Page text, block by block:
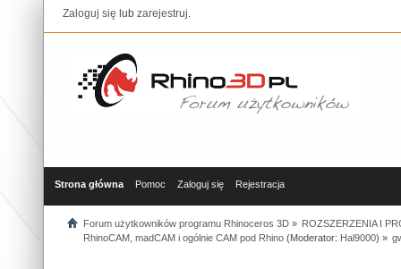
Zaloguj się lub zarejestruj.
Strona główna Pomoc Zaloguj się Rejestracja
Forum użytkowników programu Rhinoceros 3D» ROZSZERZENIA I
RhinoCAM, madCAM i ogólnie CAM pod Rhino(Moderator: Hal9000) »